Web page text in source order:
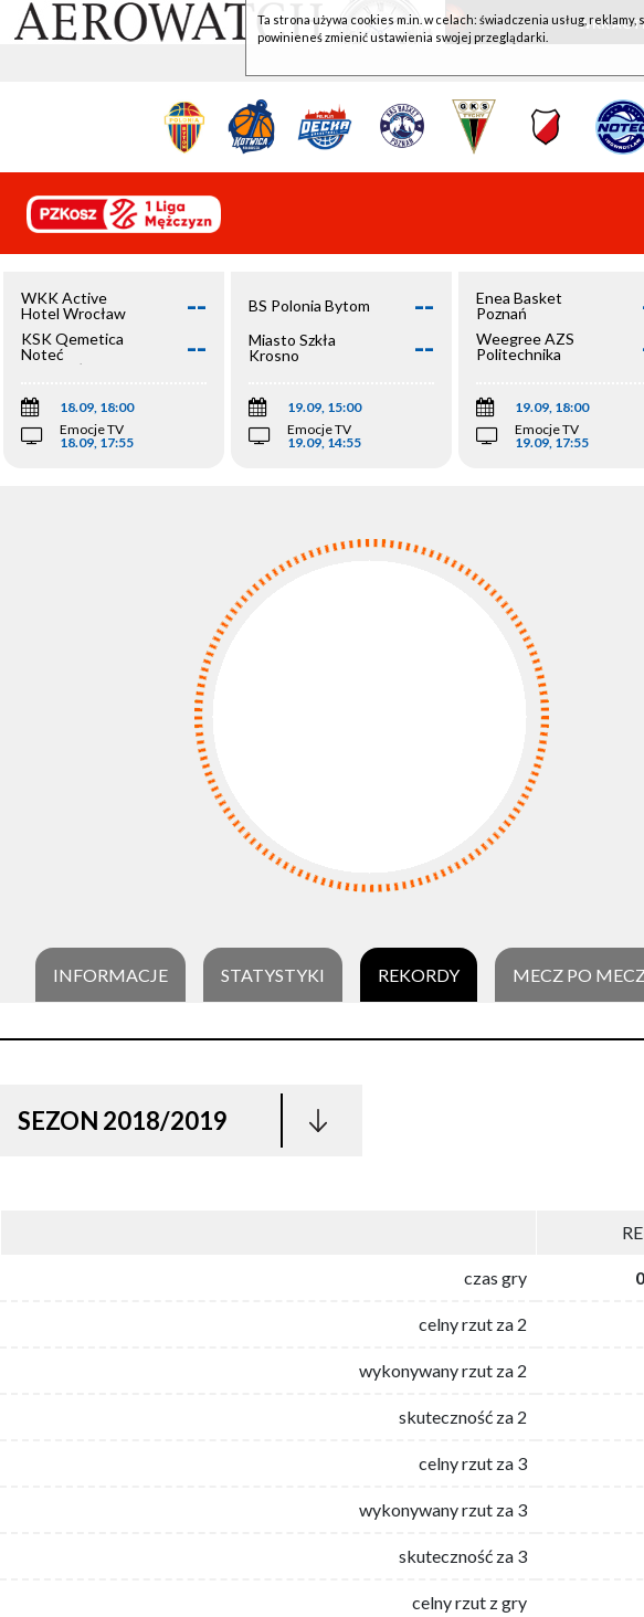
WKK
WKK Active
Hotel Wrocław
--
KSK Qemetica
Noteć
Inowrocław
--
18.09, 18:00
Emocje TV
18.09, 17:55
BS Polonia Bytom --
Miasto Szkła
Krosno
--
19.09, 15:00
Emocje TV
19.09, 14:55
Enea Basket
Poznań
Weegree AZS
Politechnika
19.09, 18:00
Emocje TV
19.09, 17:55
INFORMACJE STATYSTYKI REKORDY MECZ PO
SEZON 2018/2019
czas gry
celny rzut za 2
wykonywany rzut za 2
skuteczność za 2
celny rzut za 3
wykonywany rzut za 3
skuteczność za 3
celny rzut z gry
Ta strona używa cookies m.in. w celach: świadczenia usług,
powinieneś zmienić ustawienia swojej przeglądarki.